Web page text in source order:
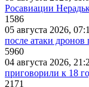
Росавиации
1586
05 августа 2026,
после атаки
5960
04 августа 2026,
приговорили к 18
2171